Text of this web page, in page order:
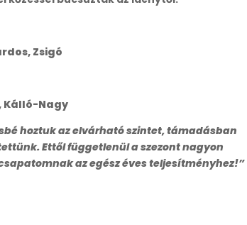
Zsigó
Kálló-Nagy
hoztuk az elvárható szintet, támadásban
Ettől függetlenül a szezont nagyon
az egész éves teljesítményhez!”